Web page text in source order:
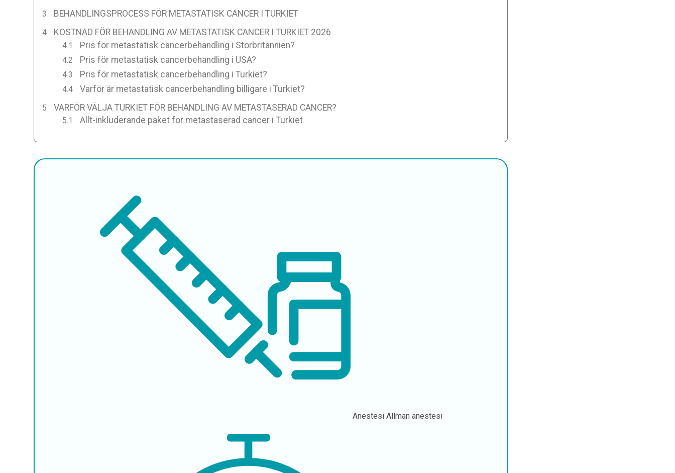
BEHANDLINGSPROCESS FÖR METASTATISK CANCER I TURKIET
KOSTNAD FÖR BEHANDLING AV METASTATISK CANCER I TURKIET 2026
Pris för metastatisk cancerbehandling i Storbritannien?
Pris för metastatisk cancerbehandling i USA?
Pris för metastatisk cancerbehandling i Turkiet?
Varför är metastatisk cancerbehandling billigare i Turkiet?
VARFÖR VÄLJA TURKIET FÖR BEHANDLING AV METASTASERAD CANCER?
Allt-inkluderande paket för metastaserad cancer i Turkiet
Anestesi Allmän anestesi